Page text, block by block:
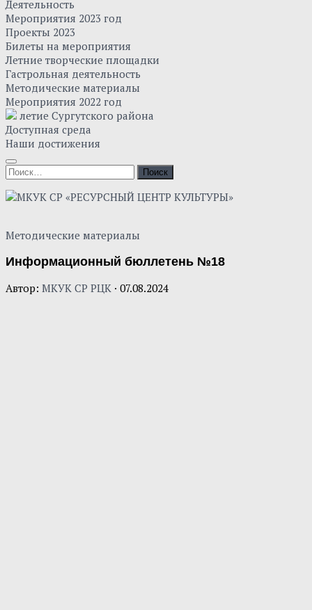
Деятельность
Мероприятия 2023 год
Проекты 2023
Билеты на мероприятия
Летние творческие площадки
Гастрольная деятельность
Методические материалы
Мероприятия 2022 год
летие Сургутского района
Доступная среда
Наши достижения
Методические материалы
Информационный бюллетень №18
Автор: МКУК СР РЦК · 07.08.2024